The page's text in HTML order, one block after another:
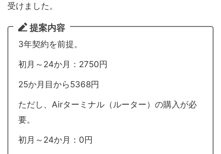
受けました。
提案内容
3年契約を前提。
初月～24か月：2750円
25か月目から5368円
ただし、Airターミナル（ルーター）の購入が必
要。
初月～24か月：0円